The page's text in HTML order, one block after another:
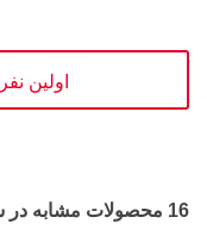
اولین
16 محصولات مشابه در شاخه های مختلف: